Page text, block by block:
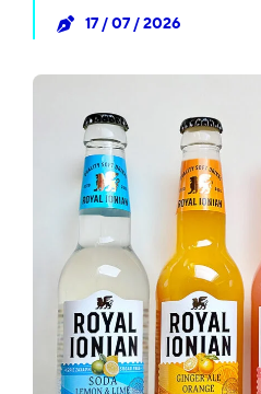
17 / 07 / 2026